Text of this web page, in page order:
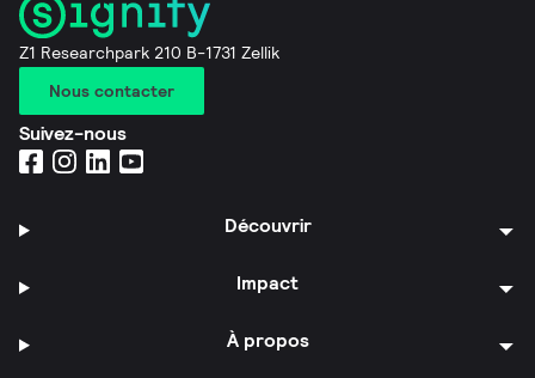
Z1 Researchpark 210 B-1731 Zellik
Nous contacter
Suivez-nous
Découvrir
Impact
À propos